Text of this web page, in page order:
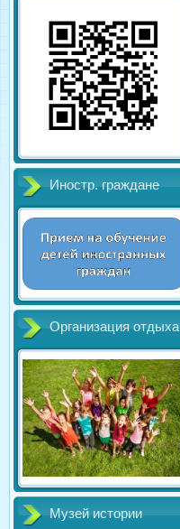
Иностр. граждане
Организация отдыха
Музей истории